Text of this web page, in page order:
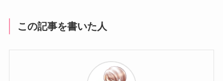
この記事を書いた人